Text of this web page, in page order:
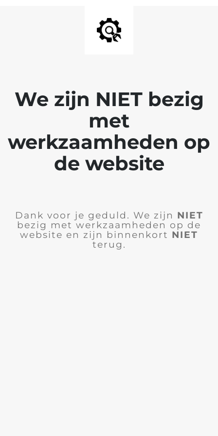
We zijn NIET bezig
met
werkzaamheden op
de website
Dank voor je geduld. We zijn NIET
bezig met werkzaamheden op de
website en zijn binnenkort NIET
terug.